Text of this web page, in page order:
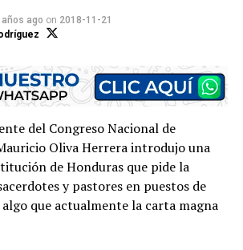
años ago on 2018-11-21
del Congreso Nacional de
Oliva Herrera introdujo una
de Honduras que pide la
y pastores en puestos de
que actualmente la carta magna